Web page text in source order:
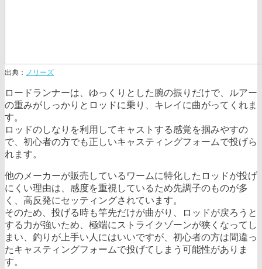
出典： ノリーズ
ロードランナーは、ゆっくりとした腕の振りだけで、ルアー
の重みがしっかりとロッドに乗り、キレイに曲がってくれま
す。
ロッドのしなりを利用してキャストする感覚を掴みやすの
で、初心者の方でも正しいキャスティングフォームで投げら
れます。
他のメーカーが販売しているワームに特化したロッドが投げ
にくい理由は、感度を重視しているため先調子のものが多
く、高反発にセッティングされています。
そのため、投げる時も竿先だけが曲がり、ロッドが戻ろうと
する力が強いため、極端にストライクゾーンが狭くなってし
まい、釣りが上手い人にはいいですが、初心者の方は間違っ
たキャスティングフォームで投げてしまう可能性がありま
す。